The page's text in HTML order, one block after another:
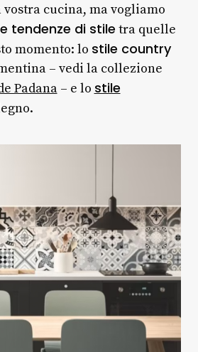
cucina, ma vogliamo
tendenze di stile tra quelle
momento: lo stile country
– vedi la collezione
Padana– e lo stile